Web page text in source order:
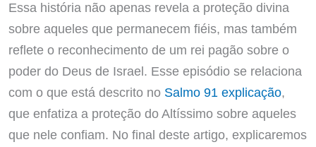
Essa história não apenas revela a proteção divina
sobre aqueles que permanecem fiéis, mas também
reflete o reconhecimento de um rei pagão sobre o
poder do Deus de Israel. Esse episódio se relaciona
com o que está descrito no Salmo 91 explicação,
que enfatiza a proteção do Altíssimo sobre aqueles
que nele confiam. No final deste artigo, explicaremos